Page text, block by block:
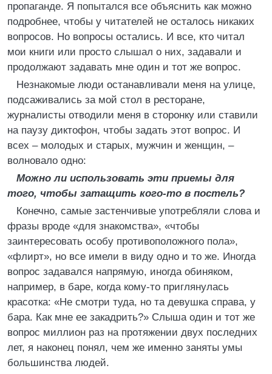
пропаганде. Я попытался все объяснить как можно
подробнее, чтобы у читателей не осталось никаких
вопросов. Но вопросы остались. И все, кто читал
мои книги или просто слышал о них, задавали и
продолжают задавать мне один и тот же вопрос.
Незнакомые люди останавливали меня на улице,
подсаживались за мой стол в ресторане,
журналисты отводили меня в сторонку или ставили
на паузу диктофон, чтобы задать этот вопрос. И
всех – молодых и старых, мужчин и женщин, –
волновало одно:
Можно ли использовать эти приемы для
того, чтобы затащить кого-то в постель?
Конечно, самые застенчивые употребляли слова и
фразы вроде «для знакомства», «чтобы
заинтересовать особу противоположного пола»,
«флирт», но все имели в виду одно и то же. Иногда
вопрос задавался напрямую, иногда обиняком,
например, в баре, когда кому-то приглянулась
красотка: «Не смотри туда, но та девушка справа, у
бара. Как мне ее закадрить?» Слыша один и тот же
вопрос миллион раз на протяжении двух последних
лет, я наконец понял, чем же именно заняты умы
большинства людей.